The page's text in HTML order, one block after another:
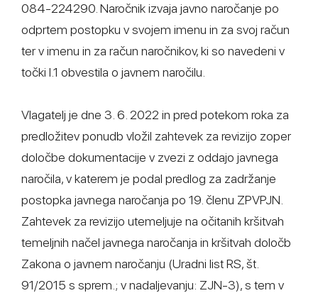
084-224290. Naročnik izvaja javno naročanje po
odprtem postopku v svojem imenu in za svoj račun
ter v imenu in za račun naročnikov, ki so navedeni v
točki I.1 obvestila o javnem naročilu.
Vlagatelj je dne 3. 6. 2022 in pred potekom roka za
predložitev ponudb vložil zahtevek za revizijo zoper
določbe dokumentacije v zvezi z oddajo javnega
naročila, v katerem je podal predlog za zadržanje
postopka javnega naročanja po 19. členu ZPVPJN.
Zahtevek za revizijo utemeljuje na očitanih kršitvah
temeljnih načel javnega naročanja in kršitvah določb
Zakona o javnem naročanju (Uradni list RS, št.
91/2015 s sprem.; v nadaljevanju: ZJN-3), s tem v